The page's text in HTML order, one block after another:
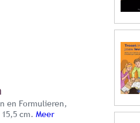
en Formulieren,
cm. Meer